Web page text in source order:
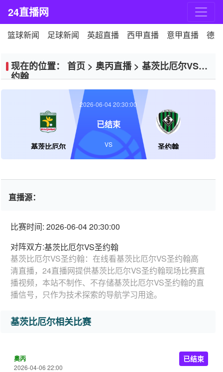
24直播网
篮球新闻 足球新闻 英超直播 西甲直播 意甲直播 德
现在的位置： 首页 > 奥丙直播> 基茨比厄尔VS圣
约翰
基茨比厄尔 圣约翰
2026-06-04 20:30:00
已结束
VS
直播源：
比赛时间: 2026-06-04 20:30:00
对阵双方:基茨比厄尔VS圣约翰
基茨比厄尔VS圣约翰：在线看基茨比厄尔VS圣约翰高
清直播，24直播网提供基茨比厄尔VS圣约翰现场比赛直
播视频，本站不制作、不存储基茨比厄尔VS圣约翰的直
播信号，只作为技术探索的导航学习用途。
基茨比厄尔相关比赛
奥丙
2026-04-06 22:00
已结束